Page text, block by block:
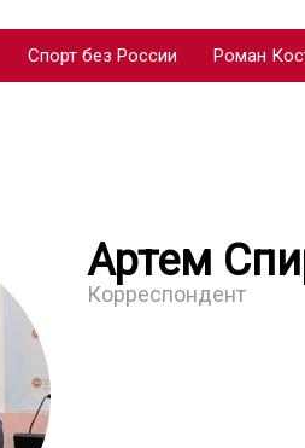
Спорт без России Роман
Артем
Корреспондент